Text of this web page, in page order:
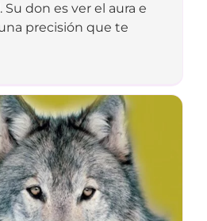
don es ver el aura e
precisión que te